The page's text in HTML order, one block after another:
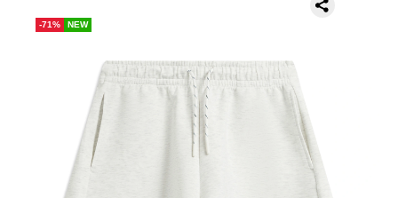
-71% NEW